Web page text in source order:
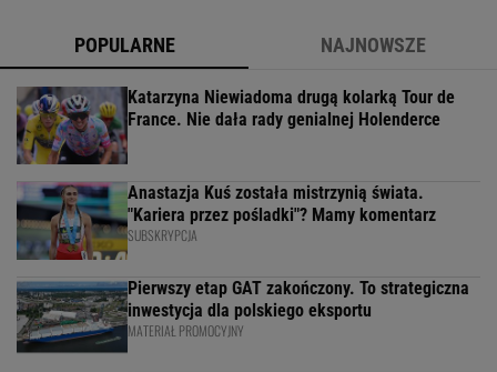
POPULARNE NAJNOWSZE
Katarzyna Niewiadoma drugą kolarką Tour de
France. Nie dała rady genialnej Holenderce
Anastazja Kuś została mistrzynią świata.
"Kariera przez pośladki"? Mamy komentarz
SUBSKRYPCJA
Pierwszy etap GAT zakończony. To strategiczna
inwestycja dla polskiego eksportu
MATERIAŁ PROMOCYJNY